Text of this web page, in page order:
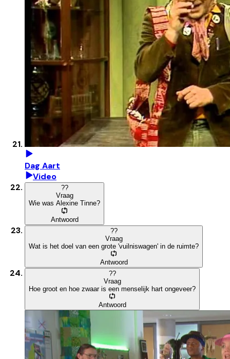
Dag Aart
Video
??
Vraag
Wie was Alexine Tinne?
Antwoord
??
Vraag
Wat is het doel van een grote 'vuilniswagen' in de ruimte?
Antwoord
??
Vraag
Hoe groot en hoe zwaar is een menselijk hart ongeveer?
Antwoord